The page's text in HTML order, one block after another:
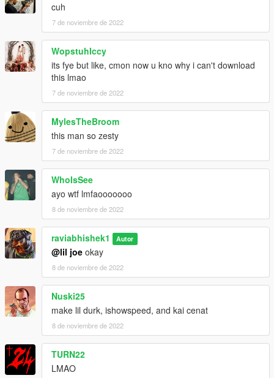
cuh
7 de noviembre de 2022
WopstuhIccy
its fye but like, cmon now u kno why i can't download
this lmao
7 de noviembre de 2022
MylesTheBroom
this man so zesty
7 de noviembre de 2022
WhoIsSee
ayo wtf lmfaooooooo
8 de noviembre de 2022
raviabhishek1 Autor
@lil joe okay
8 de noviembre de 2022
Nuski25
make lil durk, ishowspeed, and kai cenat
8 de noviembre de 2022
TURN22
LMAO